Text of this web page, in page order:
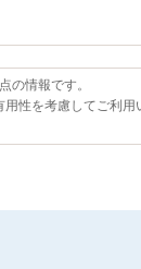
の情報です。
用性を考慮してご利